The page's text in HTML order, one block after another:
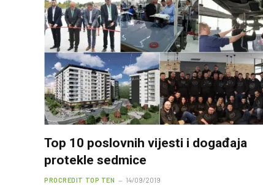
Top 10 poslovnih vijesti i događaja
protekle sedmice
PROCREDIT TOP TEN 14/09/2019